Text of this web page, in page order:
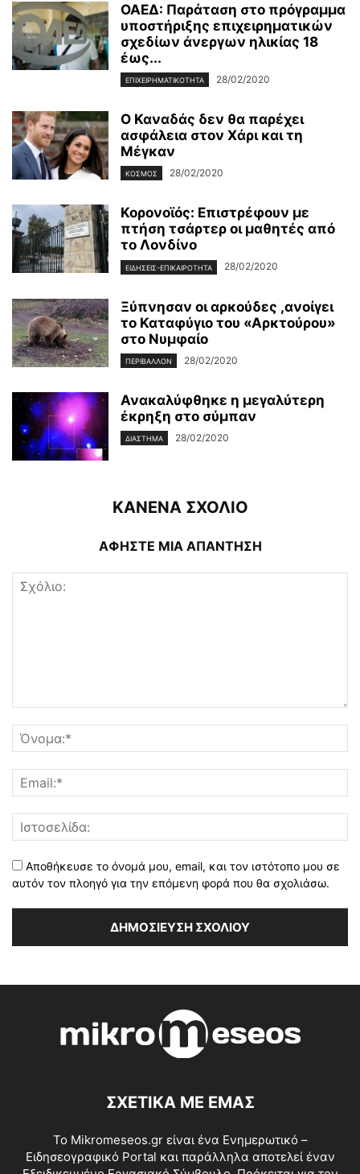
ΟΑΕΔ: Παράταση στο πρόγραμμα
υποστήριξης επιχειρηματικών
σχεδίων άνεργων ηλικίας 18
έως...
ΕΠΙΧΕΙΡΗΜΑΤΙΚΌΤΗΤΑ 28/02/2020
Ο Καναδάς δεν θα παρέχει
ασφάλεια στον Χάρι και τη
Μέγκαν
ΚΌΣΜΟΣ 28/02/2020
Κορονοϊός: Επιστρέφουν με
πτήση τσάρτερ οι μαθητές από
το Λονδίνο
ΕΙΔΉΣΕΙΣ-ΕΠΙΚΑΙΡΌΤΗΤΑ 28/02/2020
Ξύπνησαν οι αρκούδες ,ανοίγει
το Καταφύγιο του «Αρκτούρου»
στο Νυμφαίο
ΠΕΡΙΒΆΛΛΟΝ 28/02/2020
Ανακαλύφθηκε η μεγαλύτερη
έκρηξη στο σύμπαν
ΔΙΆΣΤΗΜΑ 28/02/2020
ΚΑΝΕΝΑ ΣΧΟΛΙΟ
ΑΦΗΣΤΕ ΜΙΑ ΑΠΑΝΤΗΣΗ
Αποθήκευσε το όνομά μου, email, και τον ιστότοπο μου σε
αυτόν τον πλοηγό για την επόμενη φορά που θα σχολιάσω.
ΣΧΕΤΙΚΑ ΜΕ ΕΜΑΣ
Το Mikromeseos.gr είναι ένα Ενημερωτικό –
Ειδησεογραφικό Portal και παράλληλα αποτελεί έναν